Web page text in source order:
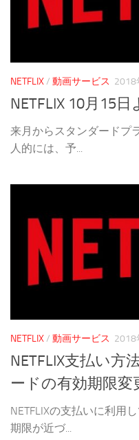
NETFLIX/ 動画サービス 2018
NETFLIX 10月15
来月からスタンダードプ
人的には、予...
NETFLIX/ 動画サービス 2018
NETFLIX支払い方
ードの有効期限変
NETFLIXの支払いに利用
期限が近づ...